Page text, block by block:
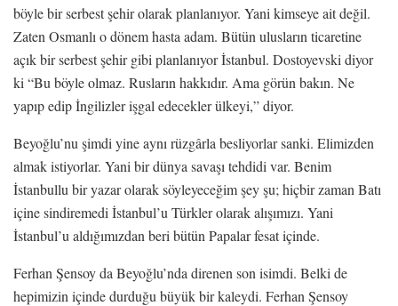
böyle bir serbest şehir olarak planlanıyor. Yani kimseye ait değil.
Zaten Osmanlı o dönem hasta adam. Bütün ulusların ticaretine
açık bir serbest şehir gibi planlanıyor İstanbul. Dostoyevski diyor
ki “Bu böyle olmaz. Rusların hakkıdır. Ama görün bakın. Ne
yapıp edip İngilizler işgal edecekler ülkeyi,” diyor.
Beyoğlu’nu şimdi yine aynı rüzgârla besliyorlar sanki. Elimizden
almak istiyorlar. Yani bir dünya savaşı tehdidi var. Benim
İstanbullu bir yazar olarak söyleyeceğim şey şu; hiçbir zaman Batı
içine sindiremedi İstanbul’u Türkler olarak alışımızı. Yani
İstanbul’u aldığımızdan beri bütün Papalar fesat içinde.
Ferhan Şensoy da Beyoğlu’nda direnen son isimdi. Belki de
hepimizin içinde durduğu büyük bir kaleydi. Ferhan Şensoy